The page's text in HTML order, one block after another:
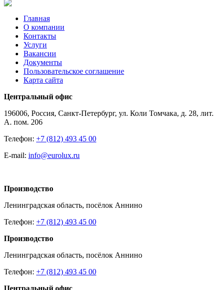
Главная
О компании
Контакты
Услуги
Вакансии
Документы
Пользовательское соглашение
Карта сайта
Центральный офис
196006, Россия, Санкт-Петербург, ул. Коли Томчака, д. 28, лит.
А. пом. 206
Телефон: +7 (812) 493 45 00
E-mail: info@eurolux.ru
Производство
Ленинградская область, посёлок Аннино
Телефон: +7 (812) 493 45 00
Производство
Ленинградская область, посёлок Аннино
Телефон: +7 (812) 493 45 00